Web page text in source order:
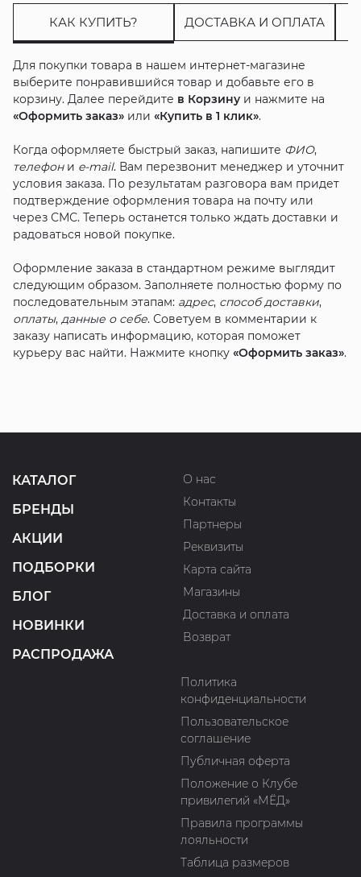
КАК КУПИТЬ? ДОСТАВКА И ОПЛАТА
Для покупки товара в нашем интернет-магазине
выберите понравившийся товар и добавьте его в
корзину. Далее перейдите в Корзинуи нажмите на
«Оформить заказ»или «Купить в 1 клик».
Когда оформляете быстрый заказ, напишите ФИО,
телефони e-mail. Вам перезвонит менеджер и уточнит
условия заказа. По результатам разговора вам придет
подтверждение оформления товара на почту или
через СМС. Теперь останется только ждать доставки и
радоваться новой покупке.
Оформление заказа в стандартном режиме выглядит
следующим образом. Заполняете полностью форму по
последовательным этапам: адрес, способ доставки,
оплаты, данные о себе. Советуем в комментарии к
заказу написать информацию, которая поможет
курьеру вас найти. Нажмите кнопку «Оформить заказ».
КАТАЛОГ
БРЕНДЫ
АКЦИИ
ПОДБОРКИ
БЛОГ
НОВИНКИ
РАСПРОДАЖА
О нас
Контакты
Партнеры
Реквизиты
Карта сайта
Магазины
Доставка и оплата
Возврат
Политика
конфиденциальности
Пользовательское
соглашение
Публичная оферта
Положение о Клубе
привилегий «МЁД»
Правила программы
лояльности
Таблица размеров